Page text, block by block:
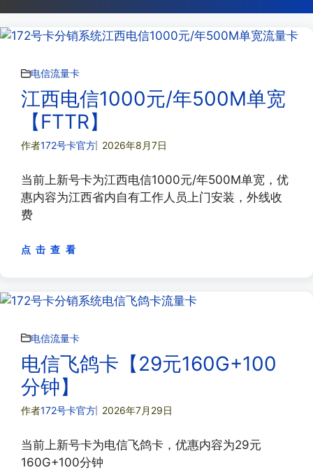
电信流量卡
江西电信1000元/年500M单宽
【FTTR】
作者172号卡官方 2026年8月7日
当前上新号卡为江西电信1000元/年500M单宽，优
惠内容为江西省内自有工作人员上门安装，外线收
费
点 击 查 看
电信流量卡
电信飞鸽卡【29元160G+100
分钟】
作者172号卡官方 2026年7月29日
当前上新号卡为电信飞鸽卡，优惠内容为29元
160G+100分钟